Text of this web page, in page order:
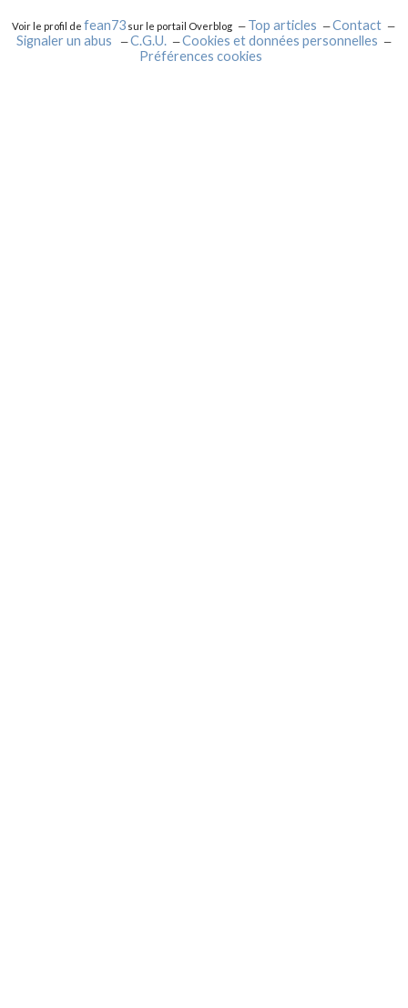
Voir le profil defean73 sur le portail Overblog Top articles
Contact
Signaler un abus
C.G.U.
Cookies et données personnelles
Préférences cookies